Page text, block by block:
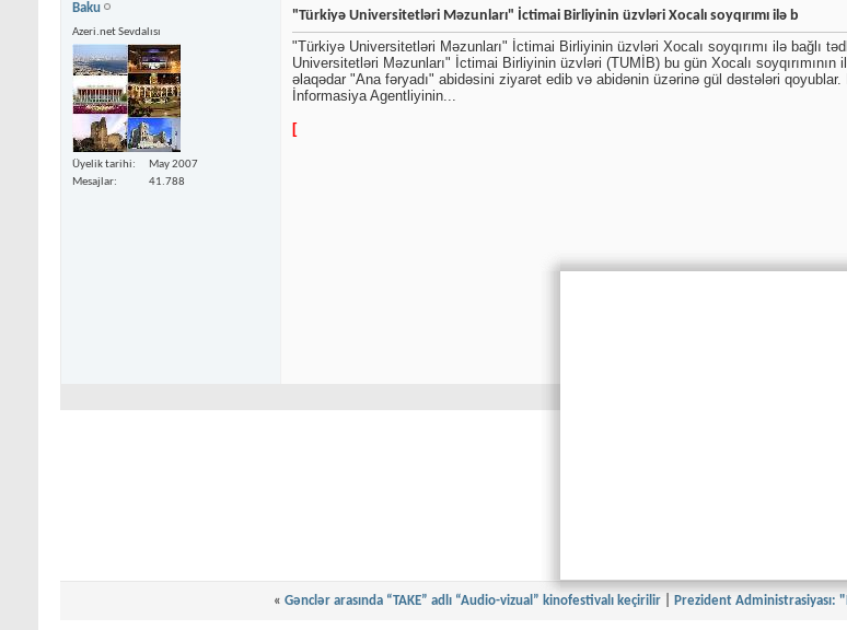
Baku
Azeri.net Sevdalısı
Üyelik tarihi
May 2007
Mesajlar
41.788
"Türkiyə Universitetləri Məzunları" İctimai Birliyinin üzvləri Xocalı soyqırımı ilə b
"Türkiyə Universitetləri Məzunları" İctimai Birliyinin üzvləri Xocalı soyqırımı ilə bağlı
Universitetləri Məzunları" İctimai Birliyinin üzvləri (TUMİB) bu gün Xocalı soyqırımının
əlaqədar "Ana fəryadı" abidəsini ziyarət edib və abidənin üzərinə gül dəstələri qoyublar.
İnformasiya Agentliyinin...
[
« Gənclər arasında “TAKE” adlı “Audio-vizual” kinofestivalı keçirilir Prezident Administrasiyası: